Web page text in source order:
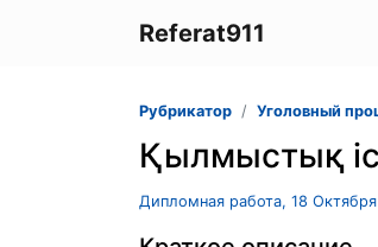
Referat911
Рубрикатор Уголовный
Қылмыстық іс
Дипломная работа, 18